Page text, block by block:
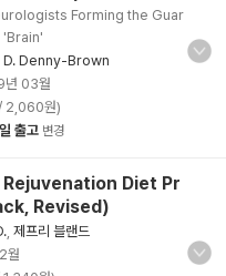
Forming the Guar
D. Denny-Brown
년 03월
2,060원)
출고 변경
Diet Pr
Revised)
제프리 블랜드
월